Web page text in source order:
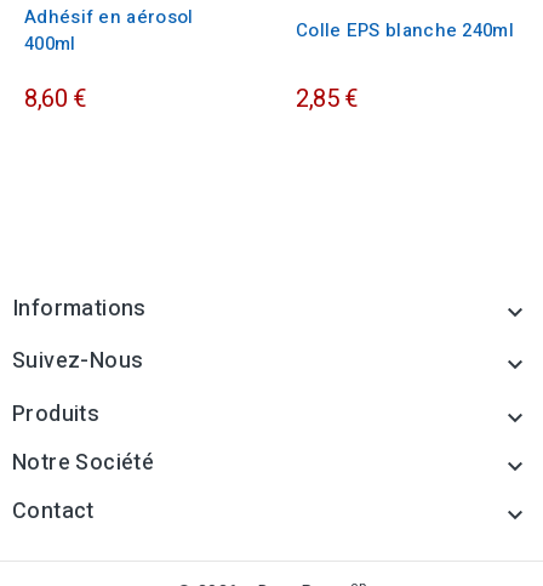
Adhésif en aérosol
400ml
8,60 €
Colle EPS blanche 240ml
2,85 €
Informations 
Suivez-Nous 
Produits 
Notre Société 
Contact 